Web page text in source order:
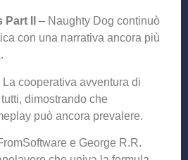
II
– Naughty Dog continuò
con una narrativa ancora più
La cooperativa avventura di
dimostrando che
può ancora prevalere.
e George R.R.